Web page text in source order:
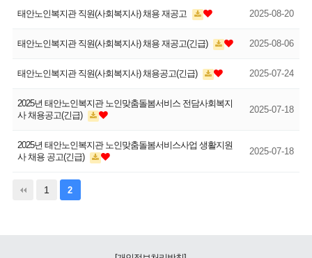
태안노인복지관 직원(사회복지사) 채용 재공고 2025-08-20
태안노인복지관 직원(사회복지사) 채용 재공고(긴급) 2025-08-06
태안노인복지관 직원(사회복지사) 채용공고(긴급) 2025-07-24
2025년 태안노인복지관 노인맞춤돌봄서비스 전담사회복지
사 채용공고(긴급)
2025-07-18
2025년 태안노인복지관 노인맞춤돌봄서비스사업 생활지원
사 채용 공고(긴급)
2025-07-18
1 2